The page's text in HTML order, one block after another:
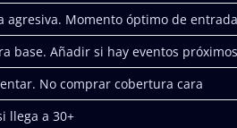
agresiva. Momento óptimo de entrada
base. Añadir si hay eventos próximos
No comprar cobertura cara
llega a 30+